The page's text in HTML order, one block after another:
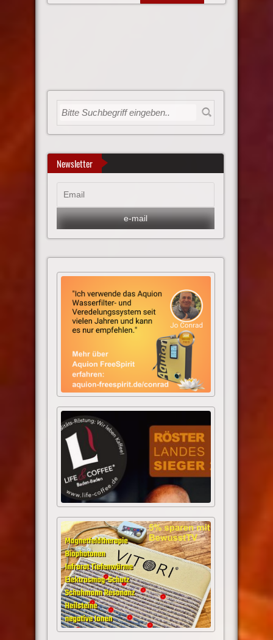
Newsletter